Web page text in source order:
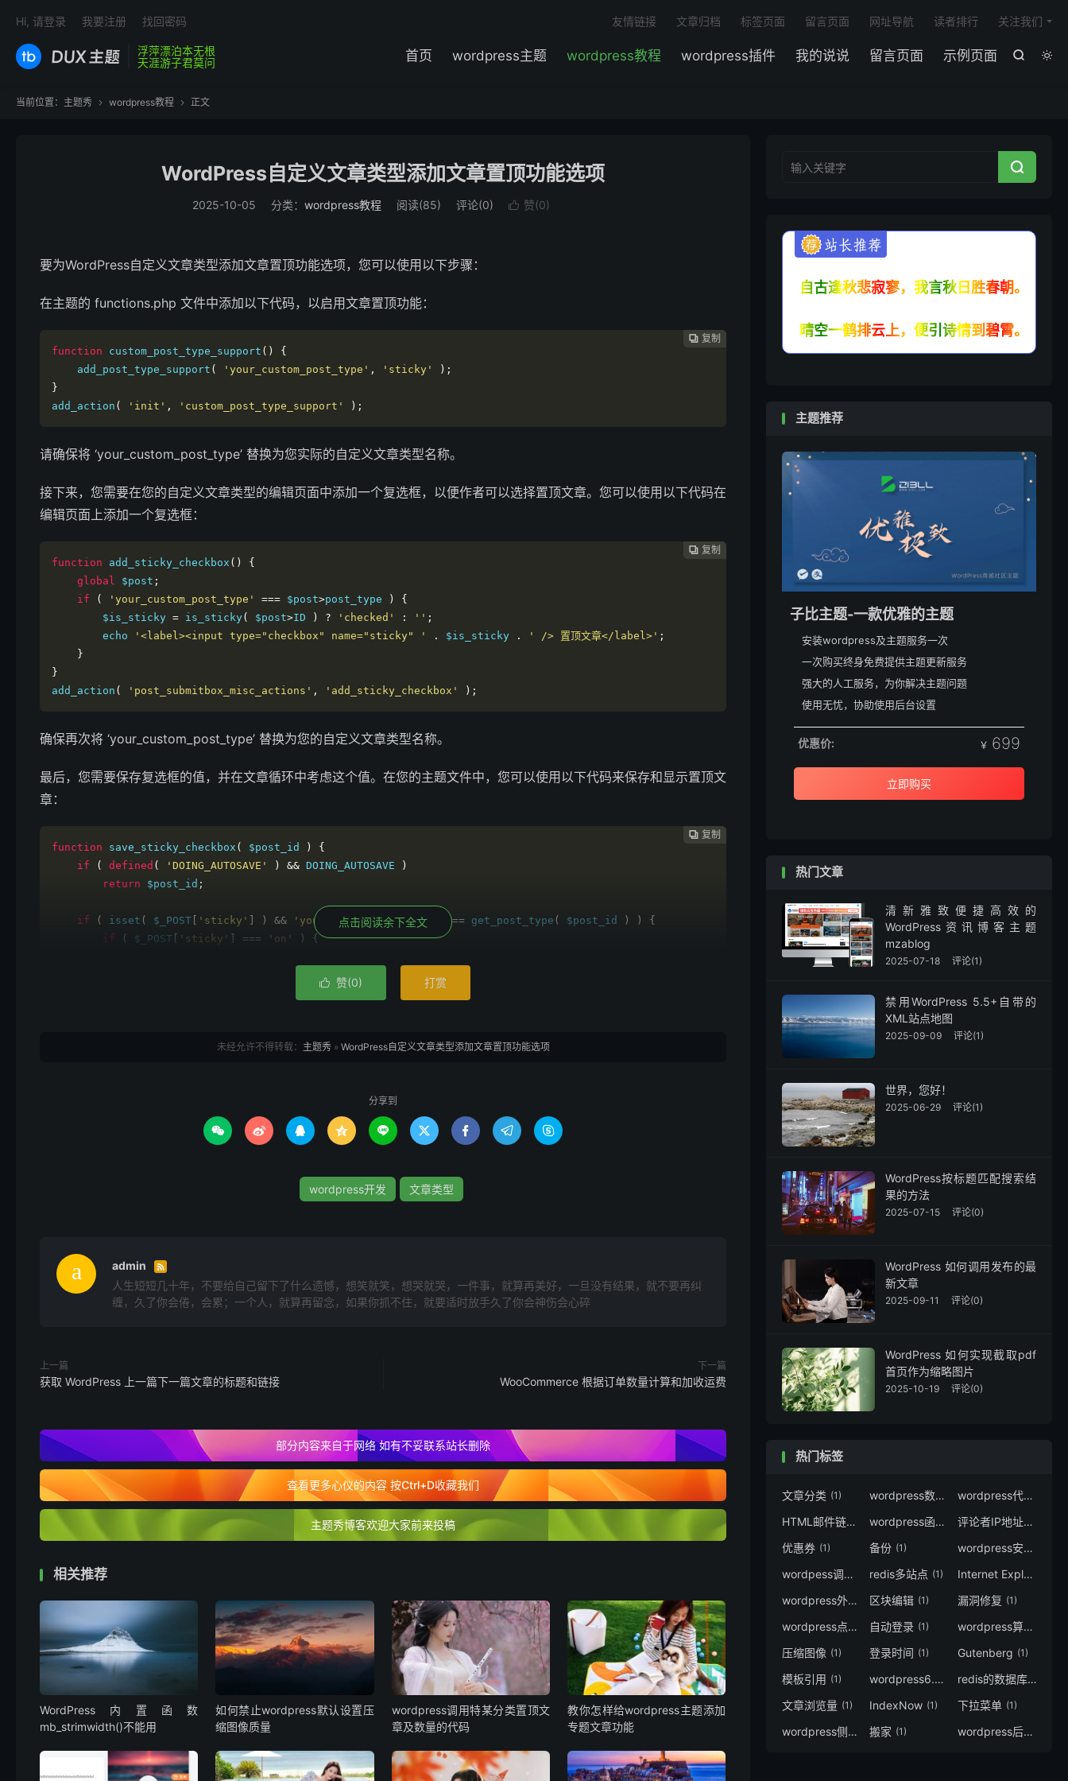
浮萍漂泊本无根
天涯游子君莫问


首页 wordpress主题 wordpress教程 wordpress插件 我的说说 留言页面 示例页面
友情链接 文章归档 标签页面 留言页面 网址导航 读者排行 关注我们
Hi, 请登录 我要注册 找回密码
当前位置： 主题秀  wordpress教程  正文
WordPress自定义文章类型添加文章置顶功能选项
2025-10-05 分类： wordpress教程 阅读(85) 评论(0)  赞(0)
要为WordPress自定义文章类型添加文章置顶功能选项，您可以使用以下步骤：
在主题的 functions.php 文件中添加以下代码，以启用文章置顶功能：
 复制
 复制
 复制
 复制
 复制
function custom_post_type_support ()
{
    add_post_type_support
( 'your_custom_post_type' , 'sticky'
);
}
add_action ( 'init' , 'custom_post_type_support' );
请确保将 ‘your_custom_post_type’ 替换为您实际的自定义文章类型名称。
接下来，您需要在您的自定义文章类型的编辑页面中添加一个复选框，以便作者可以选择置顶文章。您可以使用以下代码在
编辑页面上添加一个复选框：
 复制
 复制
 复制
 复制
function add_sticky_checkbox ()
{
global $post ;
if
( 'your_custom_post_type' === $post>post_type )
{
        $is_sticky
= is_sticky( $post>ID ) ? 'checked' : '' ;
        echo
'<label><input type="checkbox" name="sticky" ' . $is_sticky . ' /> 置顶文章</label>' ;
}
}
add_action ( 'post_submitbox_misc_actions' , 'add_sticky_checkbox' );
确保再次将 ‘your_custom_post_type’ 替换为您的自定义文章类型名称。
最后，您需要保存复选框的值，并在文章循环中考虑这个值。在您的主题文件中，您可以使用以下代码来保存和显示置顶文
章：
 复制
 复制
 复制
function save_sticky_checkbox ( $post_id )
{
if
( defined ( 'DOING_AUTOSAVE' ) && DOING_AUTOSAVE
)
return $post_id ;
if ( isset ( $_POST 'sticky' ) && 'your_custom_post_type' === get_post_type ( $post_id ) )
{
if
( $_POST 'sticky' === 'on' )
{
再次替换 ‘your_custom_post_type’。
在文章循环中，您可以检查文章是否置顶，并相应地显示它们。
点击阅读余下全文
 赞(0) 打赏
未经允许不得转载： 主题秀» WordPress自定义文章类型添加文章置顶功能选项
分享到
        
wordpress开发 文章类型
admin 
人生短短几十年，不要给自己留下了什么遗憾，想笑就笑，想哭就哭，一件事，就算再美好，一旦没有结果，就不要再纠
缠，久了你会倦，会累；一个人，就算再留念，如果你抓不住，就要适时放手久了你会神伤会心碎
上一篇
获取 WordPress 上一篇下一篇文章的标题和链接
下一篇
WooCommerce 根据订单数量计算和加收运费
部分内容来自于网络 如有不妥联系站长删除
查看更多心仪的内容 按Ctrl+D收藏我们
主题秀博客欢迎大家前来投稿
相关推荐
WordPress内置函数
mb_strimwidth()不能用
如何禁止wordpress默认设置压
缩图像质量
wordpress调用特某分类置顶文
章及数量的代码
教你怎样给wordpress主题添加
专题文章功能

自古逢秋悲寂寥，我言秋日胜春朝。
晴空一鹤排云上，便引诗情到碧霄。
主题推荐
子比主题-一款优雅的主题
安装wordpress及主题服务一次
一次购买终身免费提供主题更新服务
强大的人工服务，为你解决主题问题
使用无忧，协助使用后台设置
￥ 699
优惠价:
立即购买
热门文章
清新雅致便捷高效的
WordPress资讯博客主题
mzablog
2025-07-18 评论(1)
禁用WordPress 5.5+自带的
XML站点地图
2025-09-09 评论(1)
世界，您好！
2025-06-29 评论(1)
WordPress按标题匹配搜索结
果的方法
2025-07-15 评论(0)
WordPress 如何调用发布的最
新文章
2025-09-11 评论(0)
WordPress 如何实现截取pdf
首页作为缩略图片
2025-10-19 评论(0)
热门标签
文章分类 (1) wordpress数据备份 (1) wordpress代码
HTML邮件链接 (1) wordpress函数 (21) 评论者IP地址
(1)
优惠券 (1) 备份 (1) wordpress安全
wordpess调用 redis多站点 (1) Internet Explorer
wordpress外链 (1)区块编辑 (1) 漏洞修复 (1)
wordpress点赞 (1)自动登录 (1) wordpress算法
压缩图像 (1) 登录时间 (1) Gutenberg (1)
模板引用 (1) wordpress6.9 redis的数据库
(1)
文章浏览量 (1) IndexNow (1) 下拉菜单 (1)
wordpress侧边栏 (1)
搬家 (1) wordpress后台